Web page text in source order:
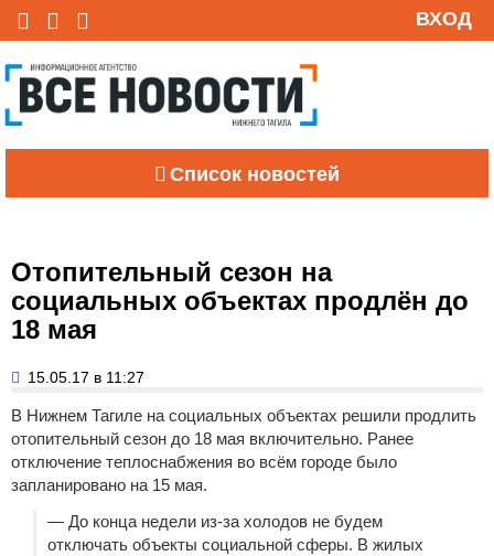
ВХОД
Список новостей
Отопительный сезон на
социальных объектах продлён до
18 мая
15.05.17 в 11:27
В Нижнем Тагиле на социальных объектах решили продлить
отопительный сезон до 18 мая включительно. Ранее
отключение теплоснабжения во всём городе было
запланировано на 15 мая.
— До конца недели из-за холодов не будем
отключать объекты социальной сферы. В жилых